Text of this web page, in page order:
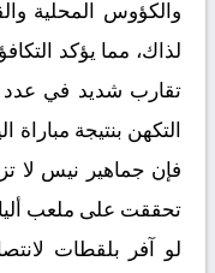
والكؤوس المحلية
لذاك، مما يؤكد
تقارب شديد في عدد
التكهن بنتيجة مباراة
فإن جماهير نيس لا
تحققت على ملعب
لو آفر بلقطات